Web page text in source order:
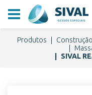
Produtos
SIVAL